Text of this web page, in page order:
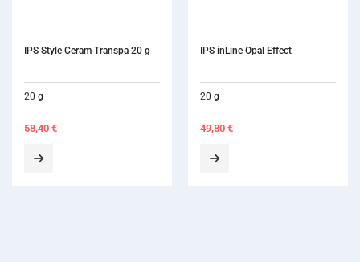
IPS inLine Opal Effect
20 g
49,80 €